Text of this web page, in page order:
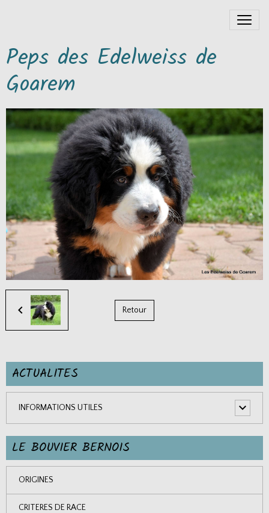
Peps des Edelweiss de
Goarem
Retour
ACTUALITES
INFORMATIONS UTILES
LE BOUVIER BERNOIS
ORIGINES
CRITERES DE RACE